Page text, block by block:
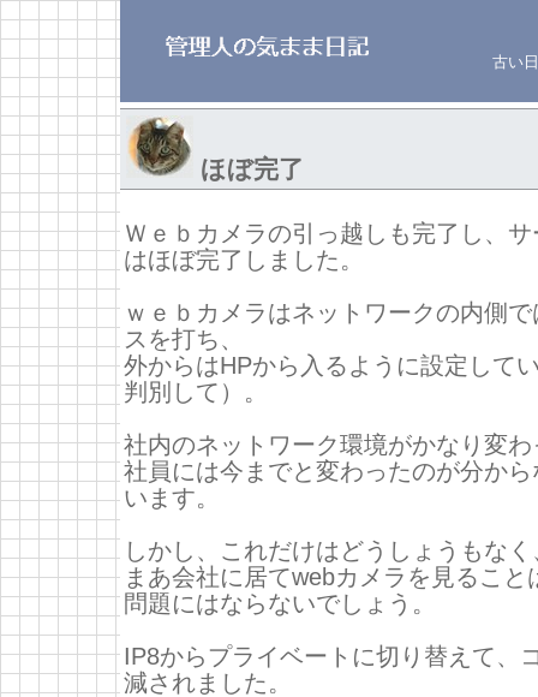
古い
ほぼ完了
Ｗｅｂカメラの引っ越しも完了し、
はほぼ完了しました。
ｗｅｂカメラはネットワークの内側
スを打ち、
外からはHPから入るように設定して
判別して）。
社内のネットワーク環境がかなり変
社員には今までと変わったのが分か
います。
しかし、これだけはどうしょうもなく
まあ会社に居てwebカメラを見ること
問題にはならないでしょう。
IP8からプライベートに切り替えて、
減されました。